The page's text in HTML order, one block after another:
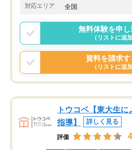
対応エリア 全国
無料体験を申
（リストに追
資料を請求す
（リストに追
トウコベ【東大生
指導】
詳しく見る
評価